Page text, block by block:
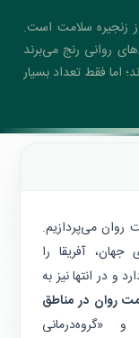
زنجیره سلامت است.
روانی رنج می‌برند
اما فقط تعداد بسیار
می‌پردازیم.
آفریقا را
و در انتها نیز به
روان در مناطق
«گروه‌درمانی